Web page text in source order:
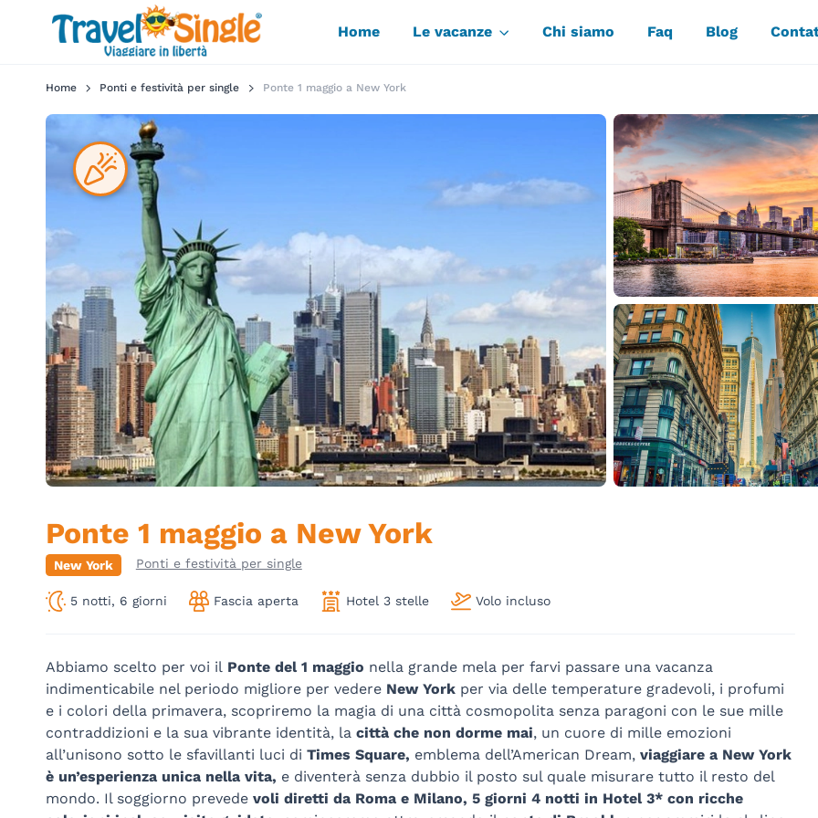
Home Le vacanze Chi siamo Faq Blog
Home Ponti e festività per single Ponte 1 maggio a New York
Ponte 1 maggio a New York
New York Ponti e festività per single
5 notti, 6 giorni Fascia aperta Hotel 3 stelle Volo incluso
Abbiamo scelto per voi il Ponte del 1 maggio nella grande mela per farvi passare una vacanza
indimenticabile nel periodo migliore per vedereNew Yorkper via delle temperature gradevoli, i profumi
e i colori della primavera, scopriremo la magia di una città cosmopolita senza paragoni con le sue mille
contraddizioni e la sua vibrante identità, la città che non dorme mai, un cuore di mille emozioni
all’unisono sotto le sfavillanti luci di Times Square, emblema dell’American Dream, viaggiare a New York
è un’esperienza unica nella vita, e diventerà senza dubbio il posto sul quale misurare tutto il resto del
mondo. Il soggiorno prevede voli diretti da Roma e Milano, 5 giorni 4 notti in Hotel 3* con ricche